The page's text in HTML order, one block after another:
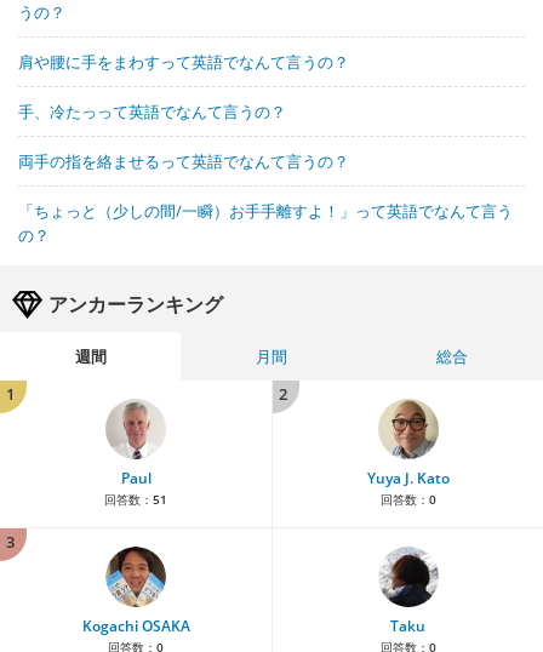
うの？
肩や腰に手をまわすって英語でなんて言うの？
手、冷たっって英語でなんて言うの？
両手の指を絡ませるって英語でなんて言うの？
「ちょっと（少しの間/一瞬）お手手離すよ！」って英語でなんて言う
の？
アンカーランキング
週間 月間
総合
1
Paul
回答数： 51
2
Yuya J. Kato
回答数： 0
3
Kogachi OSAKA
回答数： 0
Taku
回答数： 0